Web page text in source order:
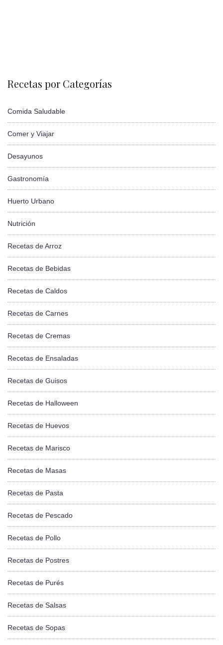
Recetas por Categorías
Comida Saludable
Comer y Viajar
Desayunos
Gastronomía
Huerto Urbano
Nutrición
Recetas de Arroz
Recetas de Bebidas
Recetas de Caldos
Recetas de Carnes
Recetas de Cremas
Recetas de Ensaladas
Recetas de Guisos
Recetas de Halloween
Recetas de Huevos
Recetas de Marisco
Recetas de Masas
Recetas de Pasta
Recetas de Pescado
Recetas de Pollo
Recetas de Postres
Recetas de Purés
Recetas de Salsas
Recetas de Sopas